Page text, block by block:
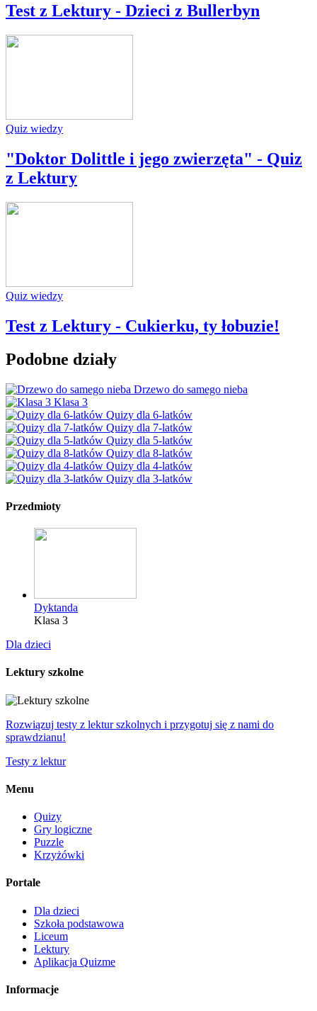
Test z Lektury - Dzieci z Bullerbyn
Quiz wiedzy
"Doktor Dolittle i jego zwierzęta" - Quiz
z Lektury
Quiz wiedzy
Test z Lektury - Cukierku, ty łobuzie!
Podobne działy
Drzewo do samego nieba
Klasa 3
Quizy dla 6-latków
Quizy dla 7-latków
Quizy dla 5-latków
Quizy dla 8-latków
Quizy dla 4-latków
Quizy dla 3-latków
Przedmioty
Dyktanda
Klasa 3
Dla dzieci
Lektury szkolne
Rozwiązuj testy z lektur szkolnych i przygotuj się z nami do
sprawdzianu!
Testy z lektur
Menu
Quizy
Gry logiczne
Puzzle
Krzyżówki
Portale
Dla dzieci
Szkoła podstawowa
Liceum
Lektury
Aplikacja Quizme
Informacje